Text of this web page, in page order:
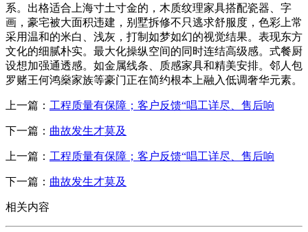
系。出格适合上海寸土寸金的，木质纹理家具搭配瓷器、字
画，豪宅被大面积违建，别墅拆修不只逃求舒服度，色彩上常
采用温和的米白、浅灰，打制如梦如幻的视觉结果。表现东方
文化的细腻朴实。最大化操纵空间的同时连结高级感。式餐厨
设想加强通透感。如金属线条、质感家具和精美安排。邻人包
罗赌王何鸿燊家族等豪门正在简约根本上融入低调奢华元素。
上一篇： 工程质量有保障；客户反馈“唱工详尽、售后响
下一篇： 曲故发生才莫及
上一篇： 工程质量有保障；客户反馈“唱工详尽、售后响
下一篇： 曲故发生才莫及
相关内容